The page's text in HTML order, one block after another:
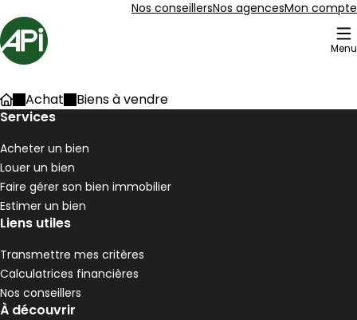
Nos conseillersNos agencesMon compte
Accueil
Menu
205 Biens à vendre
90 m² 4 pièces Pélussin
Aller à l'image
Aller à l'image
Aller à l'image
Aller à l'image
Aller à l'image
AccueilAchat
Biens à vendre
Services
Acheter un bien
Louer un bien
Faire gérer son bien immobilier
Estimer un bien
Liens utiles
Transmettre mes critères
Calculatrices financières
Nos conseillers
À découvrir